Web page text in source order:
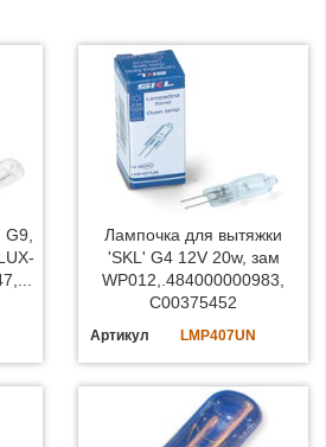
Лампочка для вытяжки
'SKL' G4 12V 20w, зам
WP012,.484000000983,
C00375452
Артикул LMP407UN